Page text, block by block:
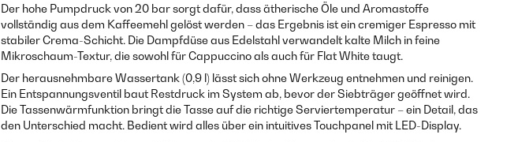
Der hohe Pumpdruck von 20 bar sorgt dafür, dass ätherische Öle und Aromastoffe
vollständig aus dem Kaffeemehl gelöst werden – das Ergebnis ist ein cremiger Espresso mit
stabiler Crema-Schicht. Die Dampfdüse aus Edelstahl verwandelt kalte Milch in feine
Mikroschaum-Textur, die sowohl für Cappuccino als auch für Flat White taugt.
Der herausnehmbare Wassertank (0,9 l) lässt sich ohne Werkzeug entnehmen und reinigen.
Ein Entspannungsventil baut Restdruck im System ab, bevor der Siebträger geöffnet wird.
Die Tassenwärmfunktion bringt die Tasse auf die richtige Serviertemperatur – ein Detail, das
den Unterschied macht. Bedient wird alles über ein intuitives Touchpanel mit LED-Display.